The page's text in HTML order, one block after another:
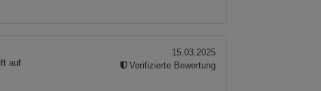
auf
15.03.2025
Verifizierte Bewertung